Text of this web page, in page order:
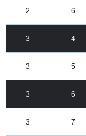
2 6
3 4
3 5
3 6
3 7